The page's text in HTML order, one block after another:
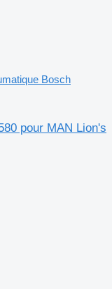
Bosch
pour MAN Lion's